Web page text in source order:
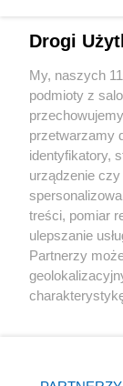
Sport
Kultura
X
Drogi
My, naszych
podmioty z
przetwarzamy
identyfikatory,
urządzenie
treści, pomiar
ulepszanie
Partnerzy
zmienić/